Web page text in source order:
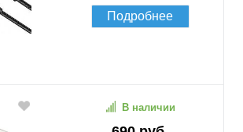
Подробнее
В наличии